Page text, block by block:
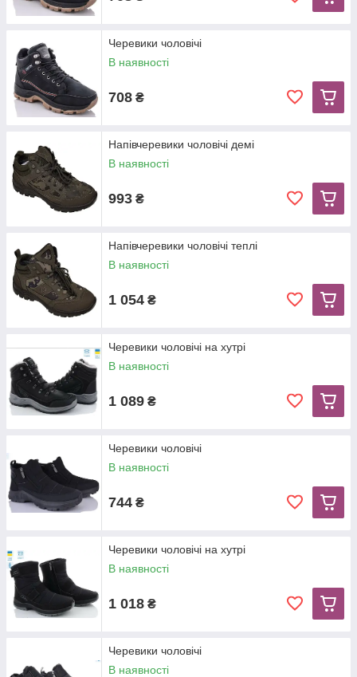
Черевики чоловічі
В наявності
708 ₴
Напівчеревики чоловічі демі
В наявності
993 ₴
Напівчеревики чоловічі теплі
В наявності
1 054 ₴
Черевики чоловічі на хутрі
В наявності
1 089 ₴
Черевики чоловічі
В наявності
744 ₴
Черевики чоловічі на хутрі
В наявності
1 018 ₴
Черевики чоловічі
В наявності